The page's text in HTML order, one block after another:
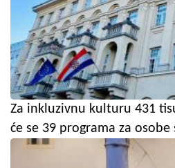
Za inkluzivnu kulturu 431
će se 39 programa za